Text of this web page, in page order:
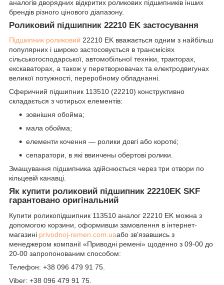
аналогів дворядних відкритих роликових підшипників інших
брендів різного цінового діапазону.
Роликовий підшипник 22210 EK застосування
Підшипник роликовий 22210 EK вважається одним з найбільш
популярних і широко застосовується в трансмісіях
сільськогосподарської, автомобільної техніки, тракторах,
екскаваторах, а також у перетворювачах та електродвигунах
великої потужності, переробному обладнанні.
Сферичний підшипник 113510 (22210) конструктивно
складається з чотирьох елементів:
зовнішня обойма;
мала обойма;
елементи кочення — ролики довгі або короткі;
сепаратори, в які ввинчены обертові ролики.
Змащування підшипника здійснюється через три отвори по
кільцевій канавці.
Як купити роликовий підшипник 22210EK SKF
гарантовано оригінальний
Купити роликопідшипник 113510 аналог 22210 EK можна з
допомогою корзини, оформивши замовлення в інтернет-
магазині privodnoj-remen.com.uaабо зв'язавшись з
менеджером компанії «Приводні ремені» щоденно з 09-00 до
20-00 запропонованим способом:
Телефон: +38 096 479 91 75.
Viber: +38 096 479 91 75.